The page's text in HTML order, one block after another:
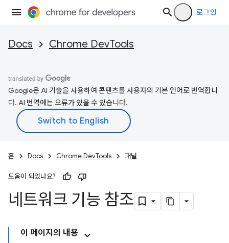
로그인
Docs Chrome DevTools
Google은 AI 기술을 사용하여 콘텐츠를 사용자의 기본 언어로 번역합니
다. AI 번역에는 오류가 있을 수 있습니다.
홈 Docs Chrome DevTools 패널
도움이 되었나요?
네트워크 기능 참조
이 페이지의 내용